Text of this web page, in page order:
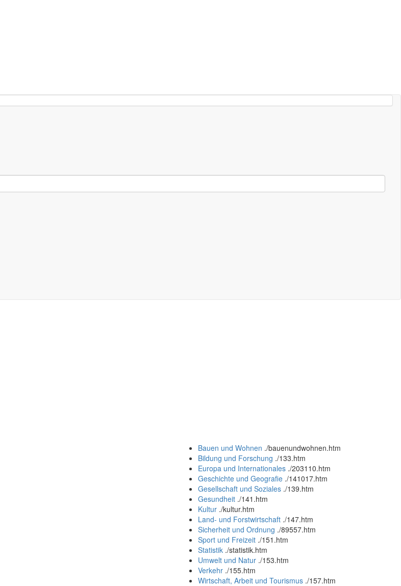
Bauen und Wohnen ./bauenundwohnen.htm
Bildung und Forschung ./133.htm
Europa und Internationales ./203110.htm
Geschichte und Geografie ./141017.htm
Gesellschaft und Soziales ./139.htm
Gesundheit ./141.htm
Kultur ./kultur.htm
Land- und Forstwirtschaft ./147.htm
Sicherheit und Ordnung ./89557.htm
Sport und Freizeit ./151.htm
Statistik ./statistik.htm
Umwelt und Natur ./153.htm
Verkehr ./155.htm
Wirtschaft, Arbeit und Tourismus ./157.htm